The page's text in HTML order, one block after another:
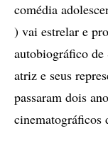
comédia
) vai estrelar e
autobiográfico
atriz e seus
passaram dois
cinematográficos